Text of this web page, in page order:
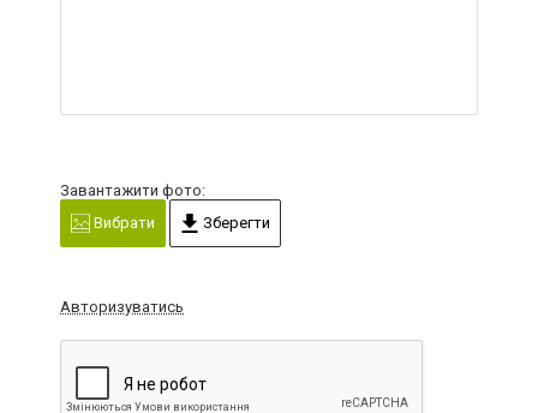
Завантажити фото:
Вибрати
Зберегти
Авторизуватись